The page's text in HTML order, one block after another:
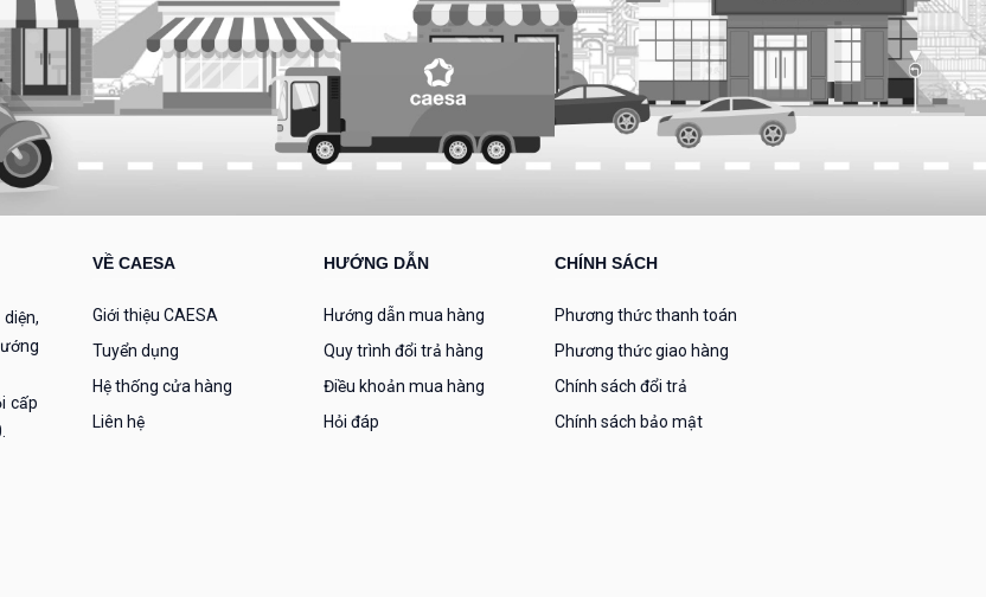
cấp
VỀ CAESA
Giới thiệu CAESA
Tuyển dụng
Hệ thống cửa hàng
Liên hệ
HƯỚNG DẪN
Hướng dẫn mua hàng
Quy trình đổi trả hàng
Điều khoản mua hàng
Hỏi đáp
CHÍNH SÁCH
Phương thức thanh toán
Phương thức giao hàng
Chính sách đổi trả
Chính sách bảo mật